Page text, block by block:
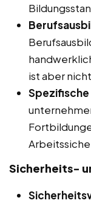
ist aber
Spezifische
Sicherheits-